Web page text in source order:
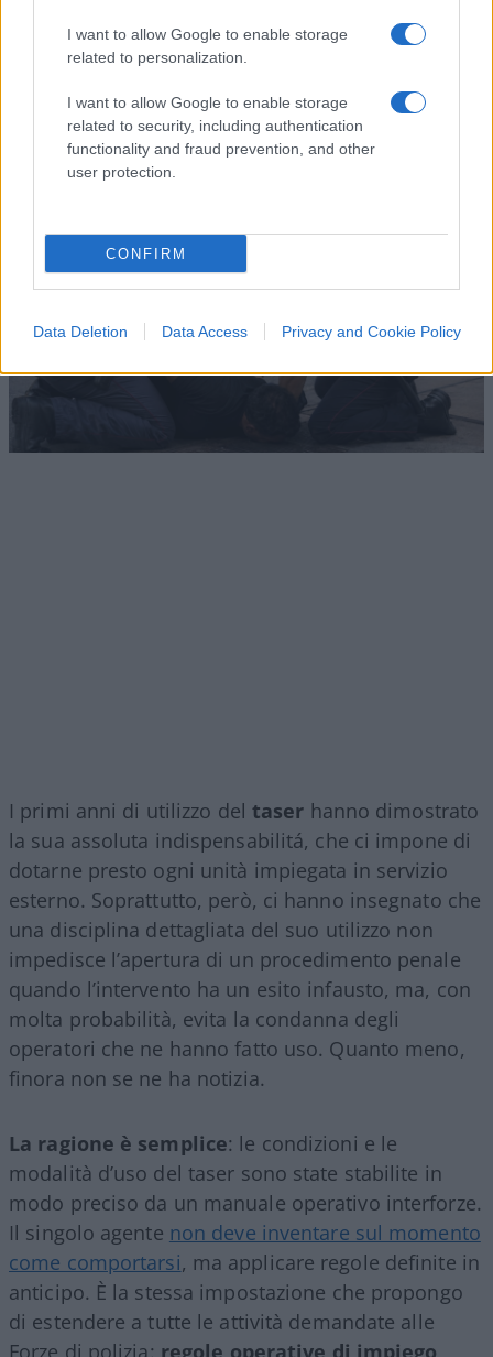
I want to allow Google to enable storage
related to personalization.
I want to allow Google to enable storage
related to security, including authentication
functionality and fraud prevention, and other
user protection.
CONFIRM
Data Deletion Data Access Privacy and Cookie Policy
Ecco la strada per impedire che ogni intervento
venga giudicato comodamente con il senno di poi
Giorgio Carta
6 Agosto 2026, 9:30
I primi anni di utilizzo del taser hanno dimostrato
la sua assoluta indispensabilitá, che ci impone di
dotarne presto ogni unità impiegata in servizio
esterno. Soprattutto, però, ci hanno insegnato che
una disciplina dettagliata del suo utilizzo non
impedisce l’apertura di un procedimento penale
quando l’intervento ha un esito infausto, ma, con
molta probabilità, evita la condanna degli
operatori che ne hanno fatto uso. Quanto meno,
finora non se ne ha notizia.
La ragione è semplice: le condizioni e le
modalità d’uso del taser sono state stabilite in
modo preciso da un manuale operativo interforze.
Il singolo agente non deve inventare sul momento
come comportarsi, ma applicare regole definite in
anticipo. È la stessa impostazione che propongo
di estendere a tutte le attività demandate alle